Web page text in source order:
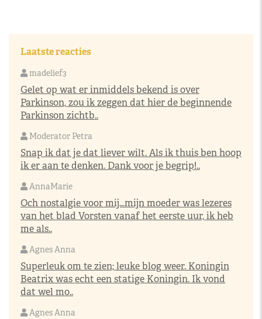
Laatste reacties
madelief3
Gelet op wat er inmiddels bekend is over
Parkinson, zou ik zeggen dat hier de beginnende
Parkinson zichtb..
Moderator Petra
Snap ik dat je dat liever wilt. Als ik thuis ben hoop
ik er aan te denken. Dank voor je begrip!..
AnnaMarie
Och nostalgie voor mij…mijn moeder was lezeres
van het blad Vorsten vanaf het eerste uur, ik heb
me als..
Agnes Anna
Superleuk om te zien; leuke blog weer. Koningin
Beatrix was echt een statige Koningin. Ik vond
dat wel mo..
Agnes Anna